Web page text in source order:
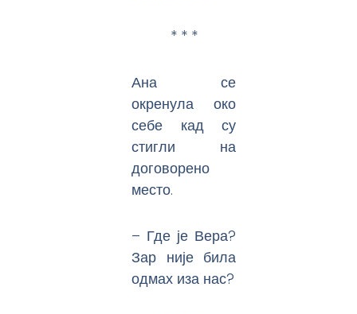
* * *
Ана се
окренула око
себе кад су
стигли на
договорено
место.
– Где је Вера?
Зар није била
одмах иза нас?